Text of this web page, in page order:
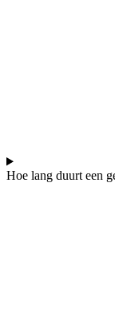
Hoe lang duurt een